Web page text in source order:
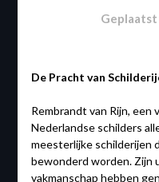
Geplaatst
De Pracht van
Rembrandt van Rijn, een
Nederlandse schilders
meesterlijke schilderijen
bewonderd worden. Zijn
vakmanschap hebben